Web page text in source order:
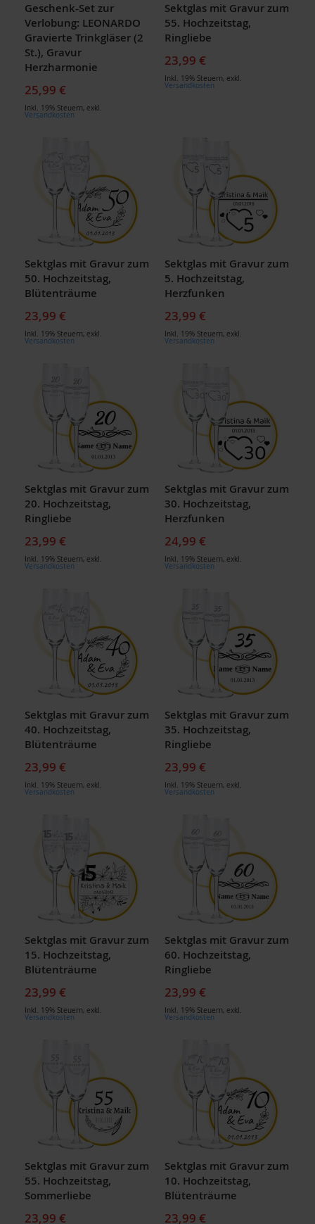
Geschenk-Set zur
Verlobung: LEONARDO
Gravierte Trinkgläser (2
St.), Gravur
Herzharmonie
25,99 €
Inkl. 19% Steuern, exkl.
Versandkosten
Sektglas mit Gravur zum
55. Hochzeitstag,
Ringliebe
23,99 €
Inkl. 19% Steuern, exkl.
Versandkosten
Sektglas mit Gravur zum
50. Hochzeitstag,
Blütenträume
23,99 €
Inkl. 19% Steuern, exkl.
Versandkosten
Sektglas mit Gravur zum
5. Hochzeitstag,
Herzfunken
23,99 €
Inkl. 19% Steuern, exkl.
Versandkosten
Sektglas mit Gravur zum
20. Hochzeitstag,
Ringliebe
23,99 €
Inkl. 19% Steuern, exkl.
Versandkosten
Sektglas mit Gravur zum
30. Hochzeitstag,
Herzfunken
24,99 €
Inkl. 19% Steuern, exkl.
Versandkosten
Sektglas mit Gravur zum
40. Hochzeitstag,
Blütenträume
23,99 €
Inkl. 19% Steuern, exkl.
Versandkosten
Sektglas mit Gravur zum
35. Hochzeitstag,
Ringliebe
23,99 €
Inkl. 19% Steuern, exkl.
Versandkosten
Sektglas mit Gravur zum
15. Hochzeitstag,
Blütenträume
23,99 €
Inkl. 19% Steuern, exkl.
Versandkosten
Sektglas mit Gravur zum
60. Hochzeitstag,
Ringliebe
23,99 €
Inkl. 19% Steuern, exkl.
Versandkosten
Sektglas mit Gravur zum
55. Hochzeitstag,
Sommerliebe
23,99 €
Sektglas mit Gravur zum
10. Hochzeitstag,
Blütenträume
23,99 €